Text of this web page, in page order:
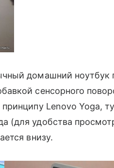
домашний ноутбук
сенсорного
Lenovo Yoga,
(для удобства
внизу.